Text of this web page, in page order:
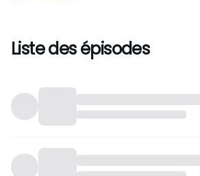
Liste des épisodes